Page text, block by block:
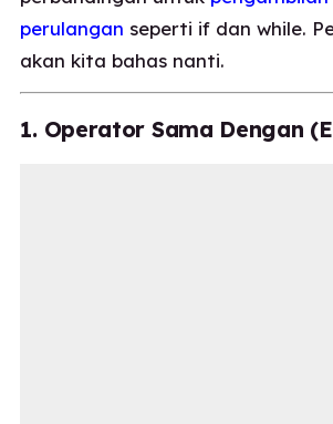
perulangan seperti if dan while.
akan kita bahas nanti.
1. Operator Sama Dengan